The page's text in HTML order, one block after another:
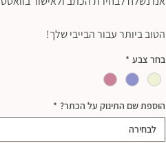
הטוב ביותר עבור הבייבי שלך!
בחר צבע *
הוספת שם התינוק על הכתר? *
לבחירה